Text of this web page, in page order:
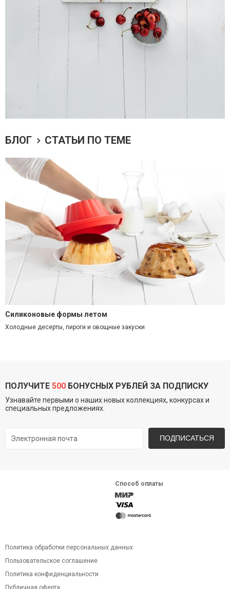
БЛОГ СТАТЬИ ПО ТЕМЕ
Силиконовые формы летом
Холодные десерты, пироги и овощные закуски
ПОЛУЧИТЕ 500 БОНУСНЫХ РУБЛЕЙ ЗА ПОДПИСКУ
Узнавайте первыми о наших новых коллекциях, конкурсах и
специальных предложениях.
ПОДПИСАТЬСЯ
Способ оплаты
Политика обработки персональных данных
Пользовательское соглашение
Политика конфиденциальности